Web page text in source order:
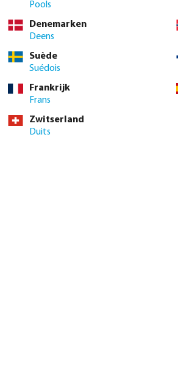
st.
€ 138,06 / 10 st.
in Veghel, NL - minimale levertijd: 1-2
Voer de gewenste
Verpakt per:
MSQ:
10 st.
Voeg
Pools
Denemarken
Deens
Suède
Suédois
Frankrijk
Frans
Zwitserland
Duits